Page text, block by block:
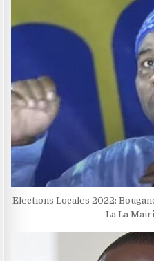
Elections Locales 2022:
La La